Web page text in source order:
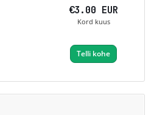
€3.00 EUR
Kord kuus
Telli kohe